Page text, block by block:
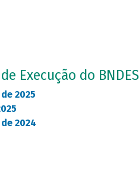
Execução do
2025
2024